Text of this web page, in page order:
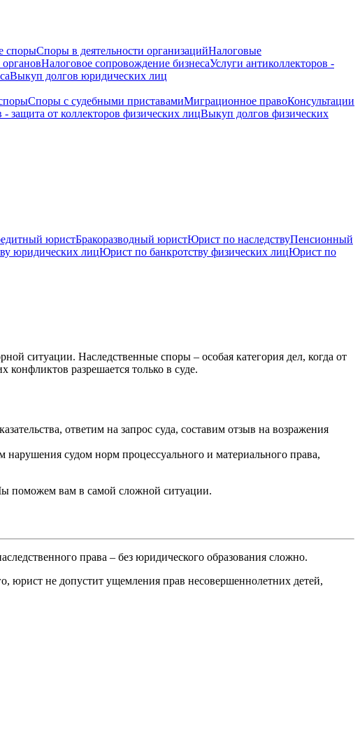
спорыСпоры в деятельности организацийНалоговые
Налоговое сопровождение бизнесаУслуги антиколлекторов -
Выкуп долгов юридических лиц
Споры с судебными приставамиМиграционное правоКонсультации
- защита от коллекторов физических лицВыкуп долгов физических
юристБракоразводный юристЮрист по наследствуПенсионный
юридических лицЮрист по банкротству физических лицЮрист по
ситуации. Наследственные споры – особая категория дел, когда от
конфликтов разрешается только в суде.
ответим на запрос суда, составим отзыв на возражения
судом норм процессуального и материального права,
поможем вам в самой сложной ситуации.
права – без юридического образования сложно.
юрист не допустит ущемления прав несовершеннолетних детей,